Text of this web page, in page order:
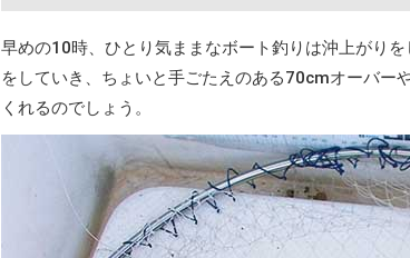
早めの10時、ひとり気ままなボート釣りは沖上がり
をしていき、ちょいと手ごたえのある70cmオーバー
くれるのでしょう。